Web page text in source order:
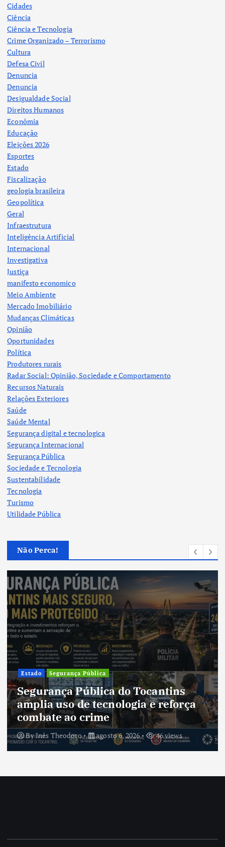
Cidades
Ciência
Ciência e Tecnologia
Crime Organizado – Terrorismo
Cultura
Defesa Civil
Denuncia
Denuncia
Desigualdade Social
Direitos Humanos
Econômia
Educação
Eleições 2026
Esportes
Estado
Fiscalização
geologia brasileira
Geopolítica
Geral
Infraestrutura
Inteligência Artificial
Internacional
Investigativa
Justiça
manifesto economico
Meio Ambiente
Mercado Imobiliário
Mudanças Climáticas
Opinião
Oportunidades
Política
Produtores rurais
Radar Social: Opinião, Sociedade e Comportamento
Recursos Naturais
Relações Exteriores
Saúde
Saúde Mental
Segurança digital e tecnologica
Segurança Internacional
Segurança Pública
Sociedade e Tecnologia
Sustentabilidade
Tecnologia
Turismo
Utilidade Pública
Não Perca!
Estado Segurança Pública
Segurança Pública do Tocantins
amplia uso de tecnologia e reforça
combate ao crime
ByInês Theodoro agosto 6, 2026 46 views